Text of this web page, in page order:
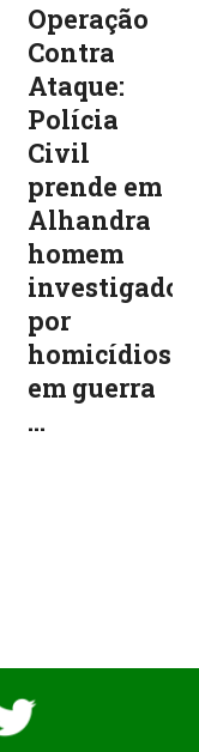
Operação
Contra
Ataque:
Polícia
Civil
prende em
Alhandra
homem
investigado
por
homicídios
em guerra
...